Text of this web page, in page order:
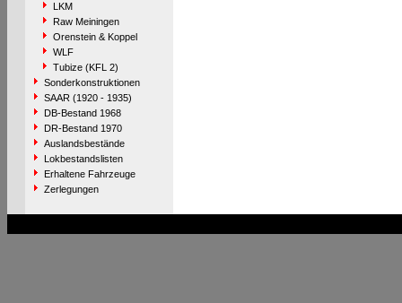
LKM
Raw Meiningen
Orenstein & Koppel
WLF
Tubize (KFL 2)
Sonderkonstruktionen
SAAR (1920 - 1935)
DB-Bestand 1968
DR-Bestand 1970
Auslandsbestände
Lokbestandslisten
Erhaltene Fahrzeuge
Zerlegungen